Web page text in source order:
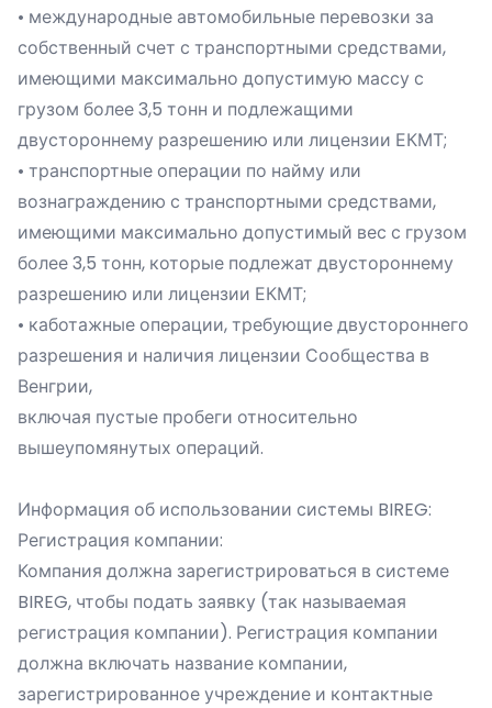
• международные автомобильные перевозки за
собственный счет с транспортными средствами,
имеющими максимально допустимую массу с
грузом более 3,5 тонн и подлежащими
двустороннему разрешению или лицензии ЕКМТ;
• транспортные операции по найму или
вознаграждению с транспортными средствами,
имеющими максимально допустимый вес с грузом
более 3,5 тонн, которые подлежат двустороннему
разрешению или лицензии ЕКМТ;
• каботажные операции, требующие двустороннего
разрешения и наличия лицензии Сообщества в
Венгрии,
включая пустые пробеги относительно
вышеупомянутых операций.
Информация об использовании системы BIREG:
Регистрация компании:
Компания должна зарегистрироваться в системе
BIREG, чтобы подать заявку (так называемая
регистрация компании). Регистрация компании
должна включать название компании,
зарегистрированное учреждение и контактные